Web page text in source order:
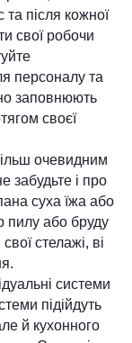
та після кожної
свої робочи
персоналу та
заповнюють
своєї
очевидним
забудьте і про
суха їжа або
пилу або бруду
стелажі, ві
системи
підійдуть
й кухонного